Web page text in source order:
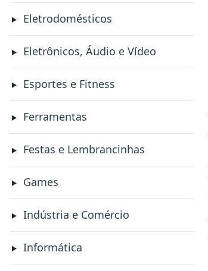
Eletrodomésticos
Eletrônicos, Áudio e Vídeo
Esportes e Fitness
Ferramentas
Festas e Lembrancinhas
Games
Indústria e Comércio
Informática